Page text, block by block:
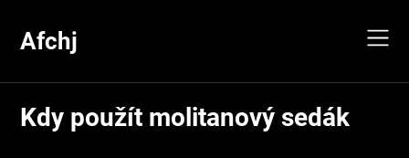
content
Afchj
Kdy použít molitanový sedák